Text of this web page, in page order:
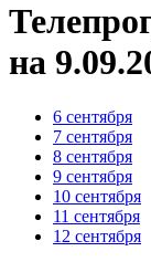
на
6 сентября
7 сентября
8 сентября
9 сентября
10 сентября
11 сентября
12 сентября